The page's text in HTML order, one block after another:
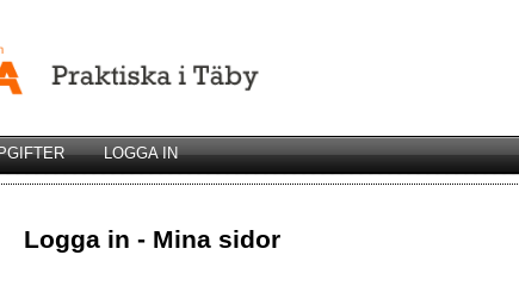
LOGGA IN
Logga in - Mina sidor